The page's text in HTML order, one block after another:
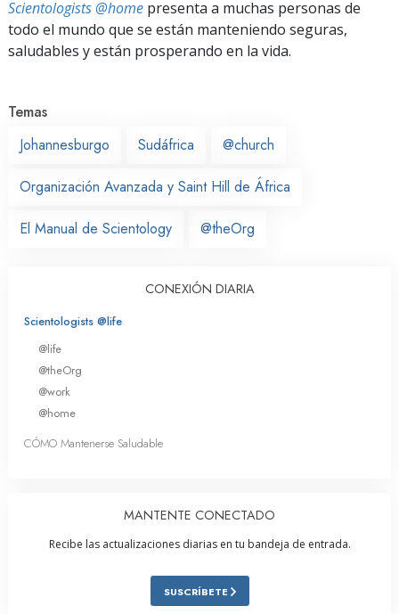
Scientologists @home presenta a muchas personas de
todo el mundo que se están manteniendo seguras,
saludables y están prosperando en la vida.
Temas
Johannesburgo
Sudáfrica @church
Organización Avanzada y Saint Hill de África
El Manual de Scientology @theOrg
CONEXIÓN DIARIA
Scientologists @life
@life
@theOrg
@work
@home
CÓMO Mantenerse Saludable
MANTENTE CONECTADO
Recibe las actualizaciones diarias en tu bandeja de entrada.
SUSCRÍBETE